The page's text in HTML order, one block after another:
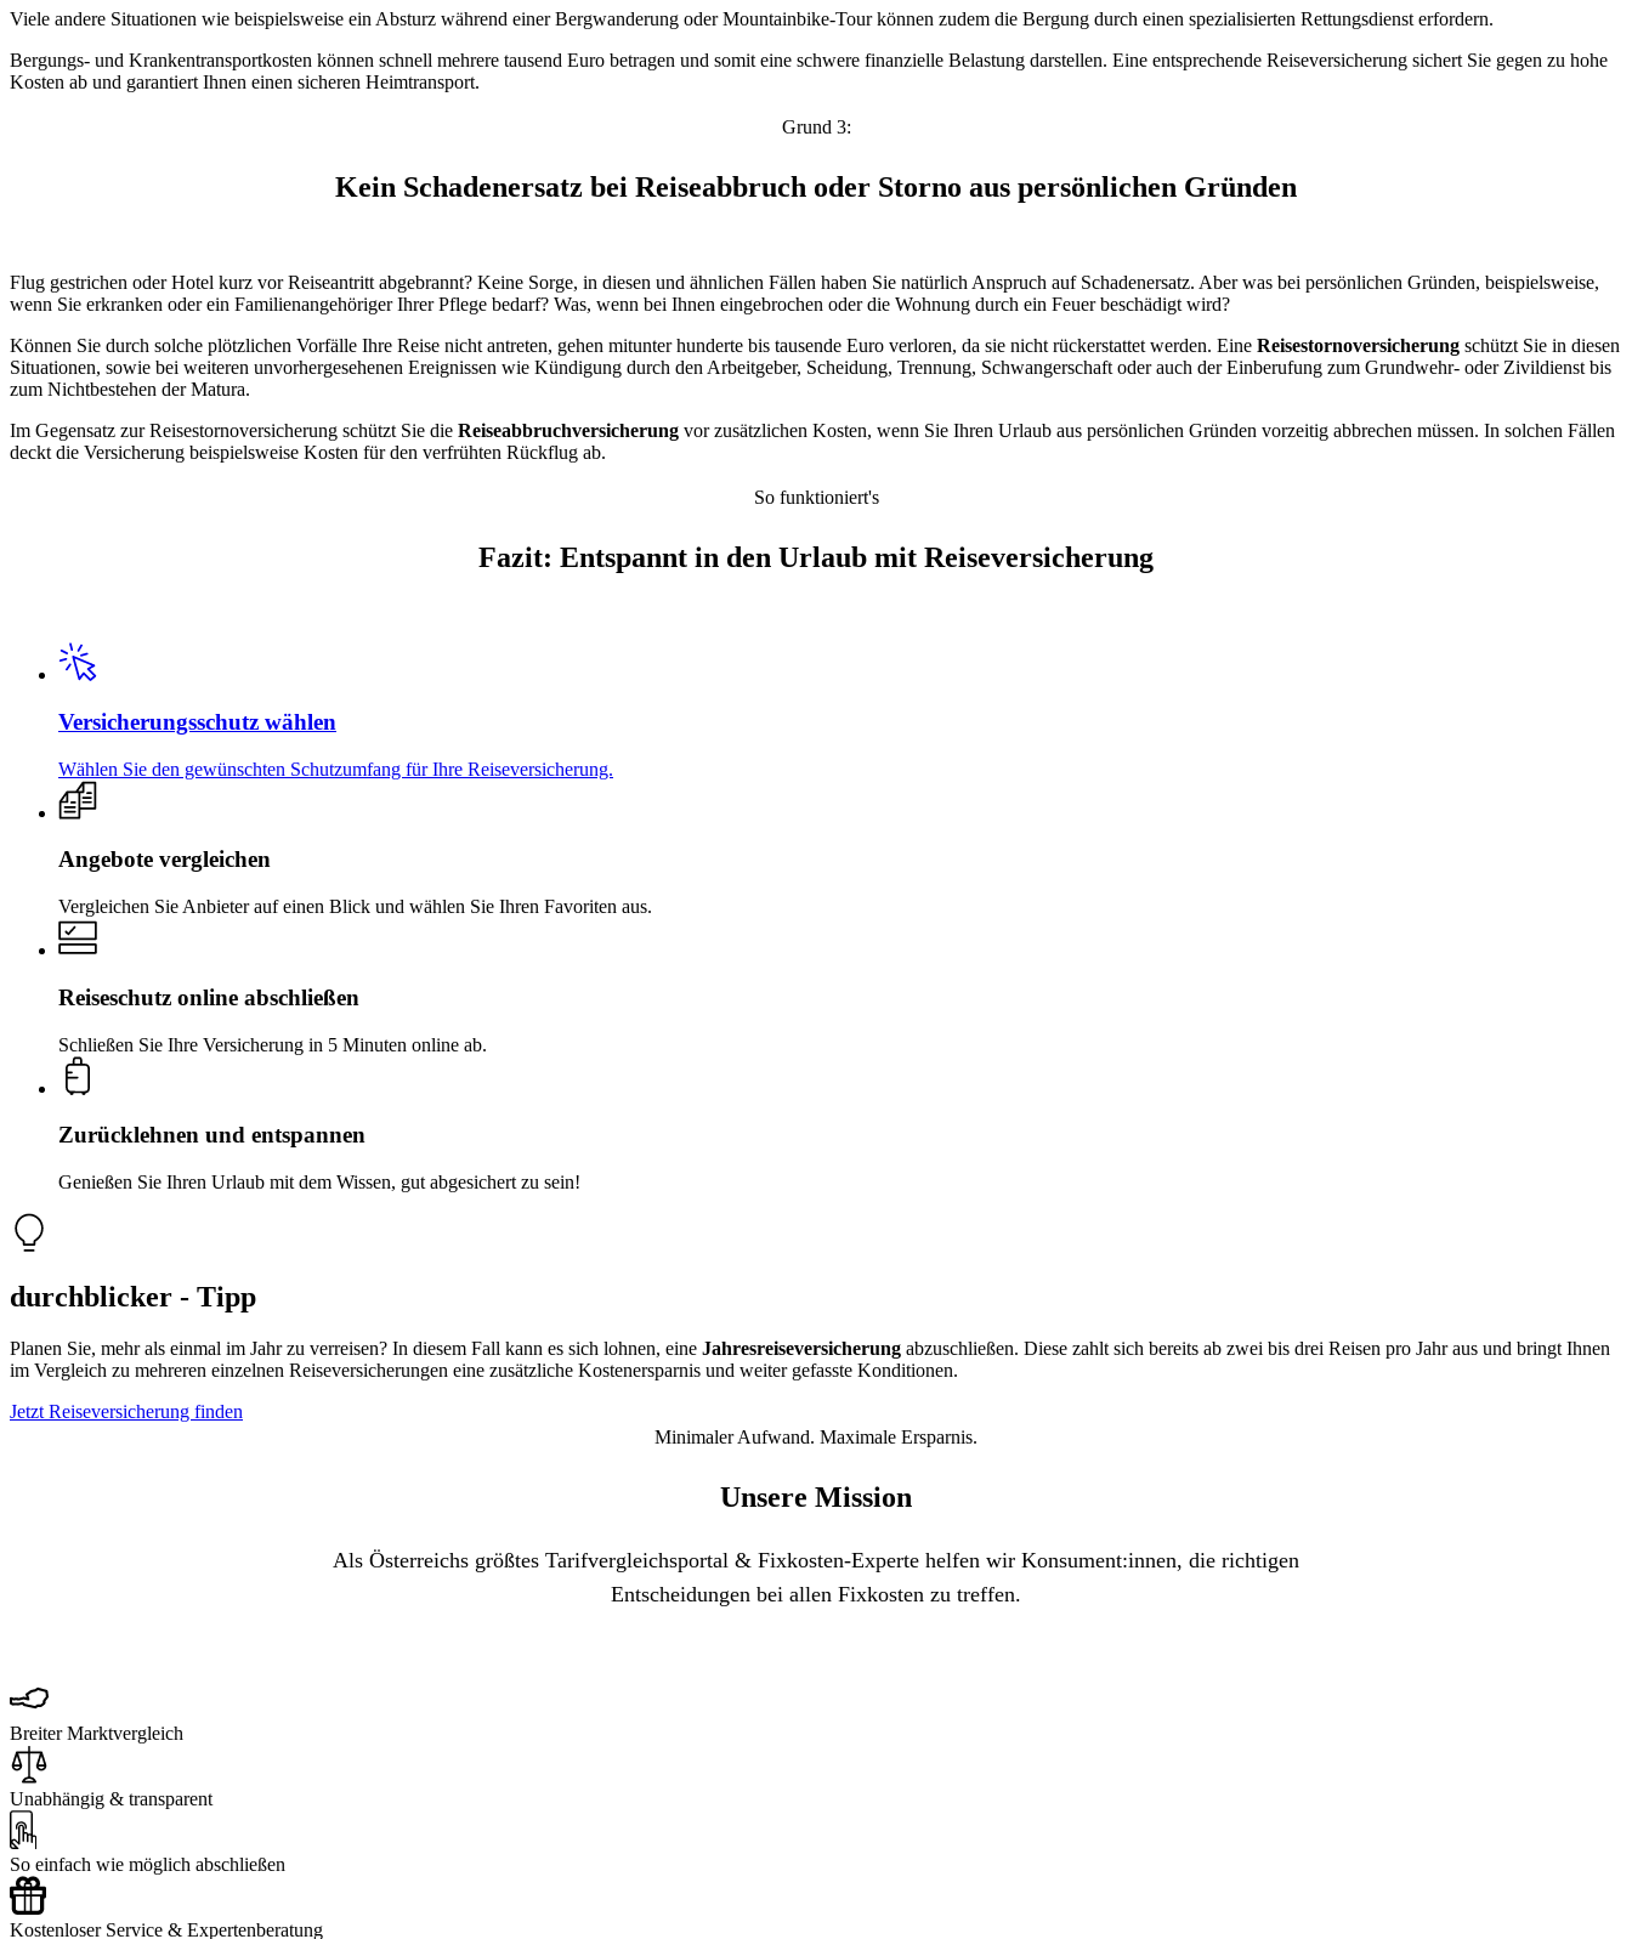
Viele andere Situationen wie beispielsweise ein Absturz während einer Bergwanderung oder Mountainbike-Tour können zudem die Bergung durch einen spezialisierten Rettungsdienst erfordern.
Bergungs- und Krankentransportkosten können schnell mehrere tausend Euro betragen und somit eine schwere finanzielle Belastung darstellen. Eine entsprechende Reiseversicherung sichert Sie gegen zu hohe
Kosten ab und garantiert Ihnen einen sicheren Heimtransport.
Grund 3:
Kein Schadenersatz bei Reiseabbruch oder Storno aus persönlichen Gründen
Flug gestrichen oder Hotel kurz vor Reiseantritt abgebrannt? Keine Sorge, in diesen und ähnlichen Fällen haben Sie natürlich Anspruch auf Schadenersatz. Aber was bei persönlichen Gründen, beispielsweise,
wenn Sie erkranken oder ein Familienangehöriger Ihrer Pflege bedarf? Was, wenn bei Ihnen eingebrochen oder die Wohnung durch ein Feuer beschädigt wird?
Können Sie durch solche plötzlichen Vorfälle Ihre Reise nicht antreten, gehen mitunter hunderte bis tausende Euro verloren, da sie nicht rückerstattet werden. Eine Reisestornoversicherung schützt Sie in diesen
Situationen, sowie bei weiteren unvorhergesehenen Ereignissen wie Kündigung durch den Arbeitgeber, Scheidung, Trennung, Schwangerschaft oder auch der Einberufung zum Grundwehr- oder Zivildienst bis
zum Nichtbestehen der Matura.
Im Gegensatz zur Reisestornoversicherung schützt Sie die Reiseabbruchversicherung vor zusätzlichen Kosten, wenn Sie Ihren Urlaub aus persönlichen Gründen vorzeitig abbrechen müssen. In solchen Fällen
deckt die Versicherung beispielsweise Kosten für den verfrühten Rückflug ab.
So funktioniert's
Fazit: Entspannt in den Urlaub mit Reiseversicherung
Versicherungsschutz wählen
Wählen Sie den gewünschten Schutzumfang für Ihre Reiseversicherung.
Angebote vergleichen
Vergleichen Sie Anbieter auf einen Blick und wählen Sie Ihren Favoriten aus.
Reiseschutz online abschließen
Schließen Sie Ihre Versicherung in 5 Minuten online ab.
Zurücklehnen und entspannen
Genießen Sie Ihren Urlaub mit dem Wissen, gut abgesichert zu sein!
durchblicker - Tipp
Planen Sie, mehr als einmal im Jahr zu verreisen? In diesem Fall kann es sich lohnen, eine Jahresreiseversicherung abzuschließen. Diese zahlt sich bereits ab zwei bis drei Reisen pro Jahr aus und bringt Ihnen
im Vergleich zu mehreren einzelnen Reiseversicherungen eine zusätzliche Kostenersparnis und weiter gefasste Konditionen.
Jetzt Reiseversicherung finden
Minimaler Aufwand. Maximale Ersparnis.
Unsere Mission
Als Österreichs größtes Tarifvergleichsportal & Fixkosten-Experte helfen wir Konsument:innen, die richtigen
Entscheidungen bei allen Fixkosten zu treffen.
Breiter Marktvergleich
Unabhängig & transparent
So einfach wie möglich abschließen
Kostenloser Service & Expertenberatung